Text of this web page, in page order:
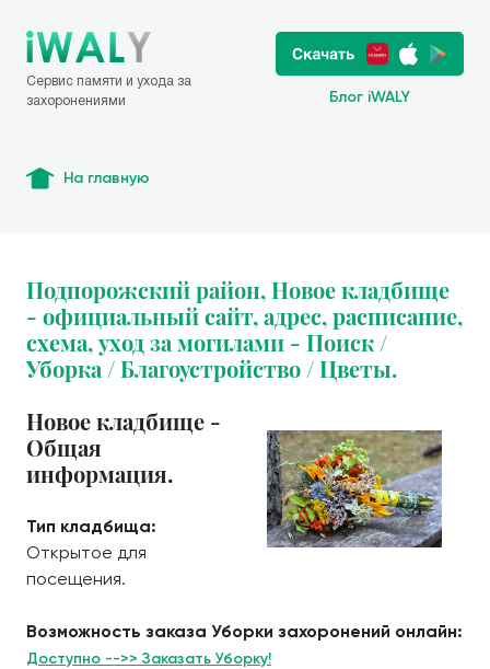
Сервис памяти и ухода за
захоронениями
Блог iWALY
На главную
Подпорожский район, Новое кладбище
- официальный сайт, адрес, расписание,
схема, уход за могилами - Поиск /
Уборка / Благоустройство / Цветы.
Новое кладбище -
Общая
информация.
Тип кладбища:
Открытое для
посещения.
Возможность заказа Уборки захоронений онлайн:
Доступно -->> Заказать Уборку!